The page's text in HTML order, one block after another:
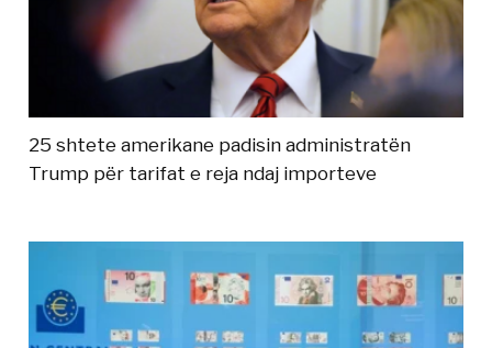
25 shtete amerikane padisin administratën
Trump për tarifat e reja ndaj importeve